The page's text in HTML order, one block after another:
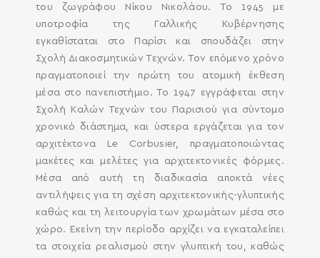
του ζωγράφου Νίκου Νικολάου. Το 1945 με
υποτροφία της Γαλλικής Κυβέρνησης
εγκαθίσταται στο Παρίσι και σπουδάζει στην
Σχολή Διακοσμητικών Τεχνών. Τον επόμενο χρόνο
πραγματοποιεί την πρώτη του ατομική έκθεση
μέσα στο πανεπιστήμιο. Το 1947 εγγράφεται στην
Σχολή Καλών Τεχνών του Παρισιού για σύντομο
χρονικό διάστημα, και ύστερα εργάζεται για τον
αρχιτέκτονα Le Corbusier, πραγματοποιώντας
μακέτες και μελέτες για αρχιτεκτονικές φόρμες.
Μέσα από αυτή τη διαδικασία αποκτά νέες
αντιλήψεις για τη σχέση αρχιτεκτονικής-γλυπτικής
καθώς και τη λειτουργία των χρωμάτων μέσα στο
χώρο. Εκείνη την περίοδο αρχίζει να εγκαταλείπει
τα στοιχεία ρεαλισμού στην γλυπτική του, καθώς